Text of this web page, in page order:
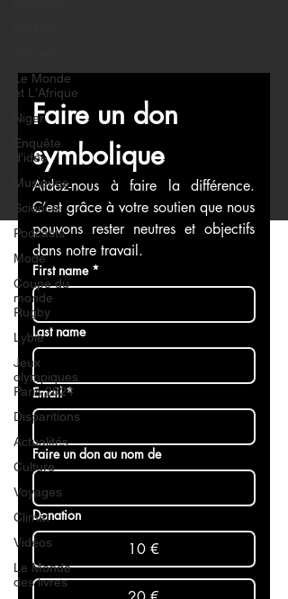
Le Monde
et L'Afrique
Niger
Enquête
d'idée
Musiques
Science
Podcasts
Mode
Coupe du
monde
Rugby
Lybie
Jeux
olympiques
Paris 2024
Disparitions
Actualités
Culture
Voyages
Climat
Vidéos
Le Monde
des livres
Faire un don
symbolique
Aidez-nous à faire la différence.
C’est grâce à votre soutien que nous
pouvons rester neutres et objectifs
dans notre travail.
First name *
Last name
Email *
Faire un don au nom de
Donation
10 €